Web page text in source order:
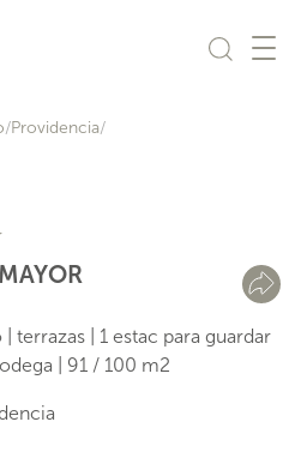
Providencia
terrazas | 1 estac para guardar
| 91 / 100 m2